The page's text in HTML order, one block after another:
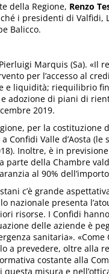
della Regione, Renzo
i presidenti di Valfidi,
Balicco.
Marquis (Sa). «Il
per l’accesso al
e liquidità; riequilibrio
adozione di piani di
2019.
per la costituzione
Confidi Valle d’Aosta
Inoltre, è in
della Chambre
al 90%
c’è grande
nazionale presenta
risorse. I Confidi
delle aziende è
sanitaria».
a prevedere, oltre alla
costante alla
questa misura e